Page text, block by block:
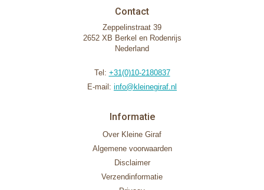
Contact
Zeppelinstraat 39
2652 XB Berkel en Rodenrijs
Nederland
Tel: +31(0)10-2180837
E-mail: info@kleinegiraf.nl
Informatie
Over Kleine Giraf
Algemene voorwaarden
Disclaimer
Verzendinformatie